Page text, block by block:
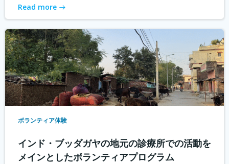
Read more
ボランティア体験
インド・ブッダガヤの地元の診療所での活動を
メインとしたボランティアプログラム